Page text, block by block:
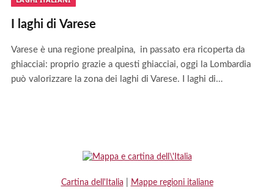
I laghi di Varese
Varese è una regione prealpina, in passato era ricoperta da
ghiacciai: proprio grazie a questi ghiacciai, oggi la Lombardia
può valorizzare la zona dei laghi di Varese. I laghi di…
Cartina dell'Italia Mappe regioni italiane